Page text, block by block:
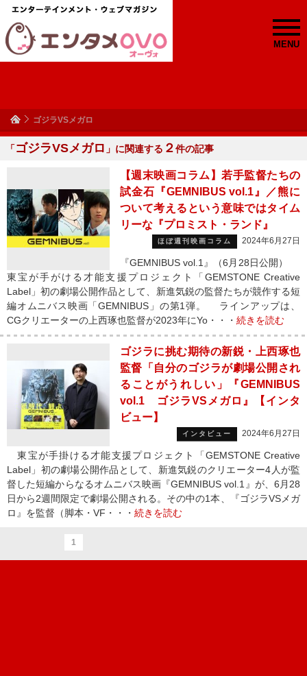
MENU
ゴジラVSメガロ
「ゴジラVSメガロ 」に関連する ２件の記事
【週末映画コラム】若手監督たちの
試金石『GEMNIBUS vol.1』／熊に
ついて考えるという意味ではタイム
リーな『プロミスト・ランド』
ほぼ週刊映画コラム 2024年6月27日
『GEMNIBUS vol.1』（6月28日公開）
東宝が手がける才能支援プロジェクト「GEMSTONE Creative
Label」初の劇場公開作品として、新進気鋭の監督たちが競作する短
編オムニバス映画「GEMNIBUS」の第1弾。 ラインアップは、
CGクリエーターの上西琢也監督が2023年にYo・・・ 続きを読む
ゴジラに挑む期待の新鋭・上西琢也
監督「自分のゴジラが劇場公開され
ることがうれしい」『GEMNIBUS
vol.1 ゴジラVSメガロ』【インタ
ビュー】
インタビュー 2024年6月27日
東宝が手掛ける才能支援プロジェクト「GEMSTONE Creative
Label」初の劇場公開作品として、新進気鋭のクリエーター4人が監
督した短編からなるオムニバス映画『GEMNIBUS vol.1』が、6月28
日から2週間限定で劇場公開される。その中の1本、『ゴジラVSメガ
ロ』を監督（脚本・VF・・・ 続きを読む
1